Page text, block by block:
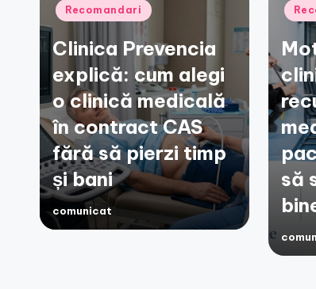
Posted
in
Recomandari
Clinica Prevencia
explică: cum alegi
o clinică medicală
în contract CAS
fără să pierzi timp
și bani
Posted
by
comunicat
să
by